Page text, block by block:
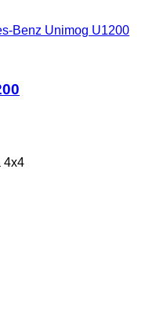
Benz Unimog U1200
4x4